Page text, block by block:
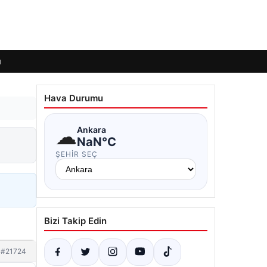
#21724
Hava Durumu
☁Ankara
NaN°C
ŞEHIR SEÇ
Bizi Takip Edin